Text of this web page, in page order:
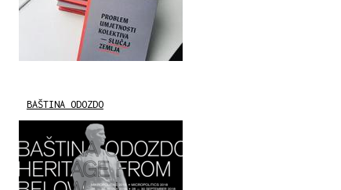
BAŠTINA ODOZDO